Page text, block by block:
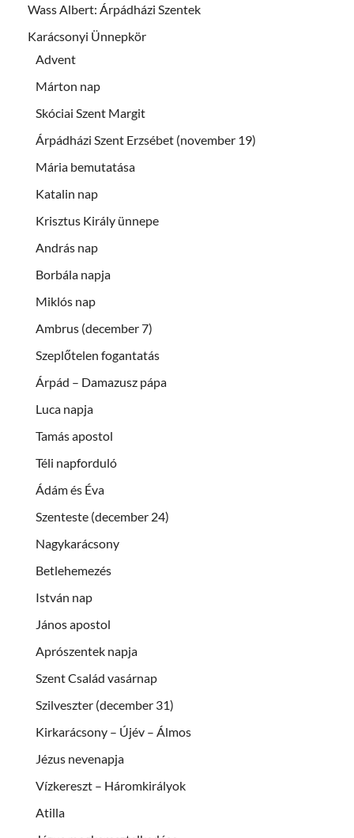
Wass Albert: Árpádházi Szentek
Karácsonyi Ünnepkör
Advent
Márton nap
Skóciai Szent Margit
Árpádházi Szent Erzsébet (november 19)
Mária bemutatása
Katalin nap
Krisztus Király ünnepe
András nap
Borbála napja
Miklós nap
Ambrus (december 7)
Szeplőtelen fogantatás
Árpád – Damazusz pápa
Luca napja
Tamás apostol
Téli napforduló
Ádám és Éva
Szenteste (december 24)
Nagykarácsony
Betlehemezés
István nap
János apostol
Aprószentek napja
Szent Család vasárnap
Szilveszter (december 31)
Kirkarácsony – Újév – Álmos
Jézus nevenapja
Vízkereszt – Háromkirályok
Atilla